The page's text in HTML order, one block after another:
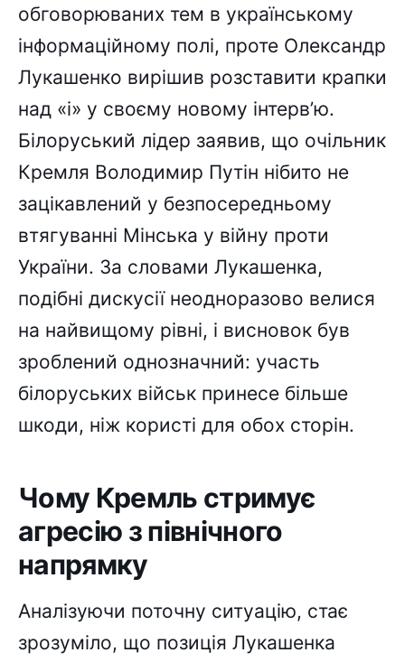
обговорюваних тем в українському
інформаційному полі, проте Олександр
Лукашенко вирішив розставити крапки
над «і» у своєму новому інтерв’ю.
Білоруський лідер заявив, що очільник
Кремля Володимир Путін нібито не
зацікавлений у безпосередньому
втягуванні Мінська у війну проти
України. За словами Лукашенка,
подібні дискусії неодноразово велися
на найвищому рівні, і висновок був
зроблений однозначний: участь
білоруських військ принесе більше
шкоди, ніж користі для обох сторін.
Чому Кремль стримує
агресію з північного
напрямку
Аналізуючи поточну ситуацію, стає
зрозуміло, що позиція Лукашенка